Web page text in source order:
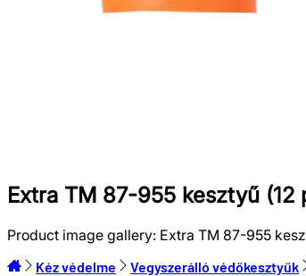
Extra TM 87-955 kesztyű (12
Product image gallery: Extra TM 87-955
Kéz védelme Vegyszerálló védőkesztyűk